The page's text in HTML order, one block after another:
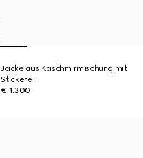
Jacke aus Kaschmirmischung mit
Stickerei
€ 1.300